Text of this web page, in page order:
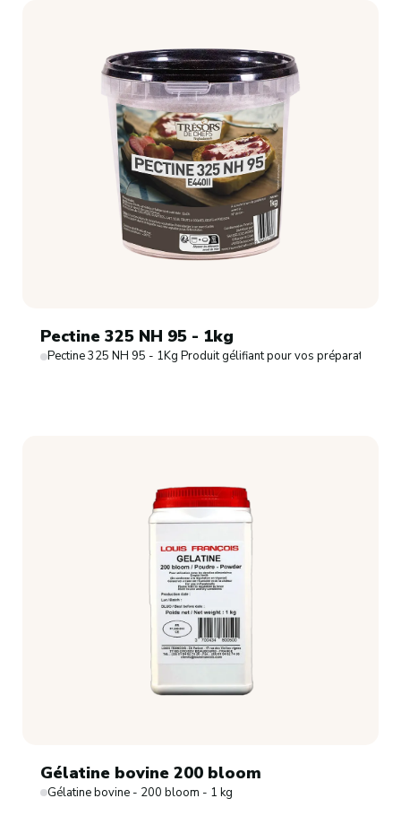
Pectine 325 NH 95 - 1kg
Pectine 325 NH 95 - 1Kg Produit gélifiant pour vos préparations
Gélatine bovine 200 bloom
Gélatine bovine - 200 bloom - 1 kg